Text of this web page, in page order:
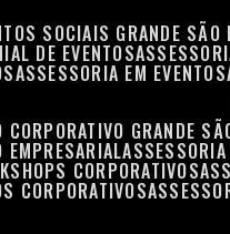
SOCIAIS GRANDE SÃO
DE EVENTOS
ASSESSORIA EM EVENTOS
CORPORATIVO GRANDE
EMPRESARIAL
CORPORATIVOS
CORPORATIVOS